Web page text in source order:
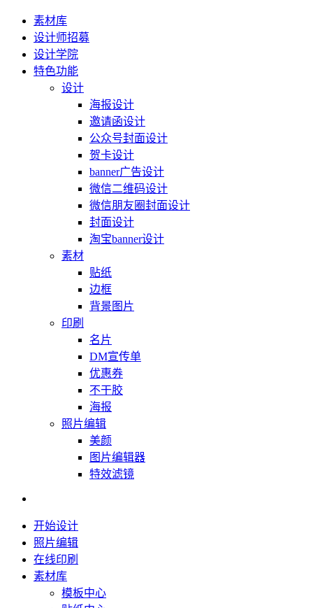
素材库
设计师招募
设计学院
特色功能
设计
海报设计
邀请函设计
公众号封面设计
贺卡设计
banner广告设计
微信二维码设计
微信朋友圈封面设计
封面设计
淘宝banner设计
素材
贴纸
边框
背景图片
印刷
名片
DM宣传单
优惠券
不干胶
海报
照片编辑
美颜
图片编辑器
特效滤镜
开始设计
照片编辑
在线印刷
素材库
模板中心